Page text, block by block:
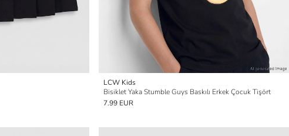
LCW Kids
Bisiklet Yaka Stumble Guys Baskılı Erkek Çocuk Tişört
7.99 EUR